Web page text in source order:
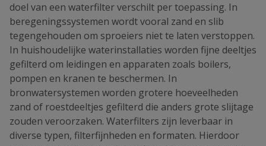
doel van een waterfilter verschilt per toepassing. In
beregeningssystemen wordt vooral zand en slib
tegengehouden om sproeiers niet te laten verstoppen.
In huishoudelijke waterinstallaties worden fijne deeltjes
gefilterd om leidingen en apparaten zoals boilers,
pompen en kranen te beschermen. In
bronwatersystemen worden grotere hoeveelheden
zand of roestdeeltjes gefilterd die anders grote slijtage
zouden veroorzaken. Waterfilters zijn leverbaar in
diverse typen, filterfijnheden en formaten. Hierdoor